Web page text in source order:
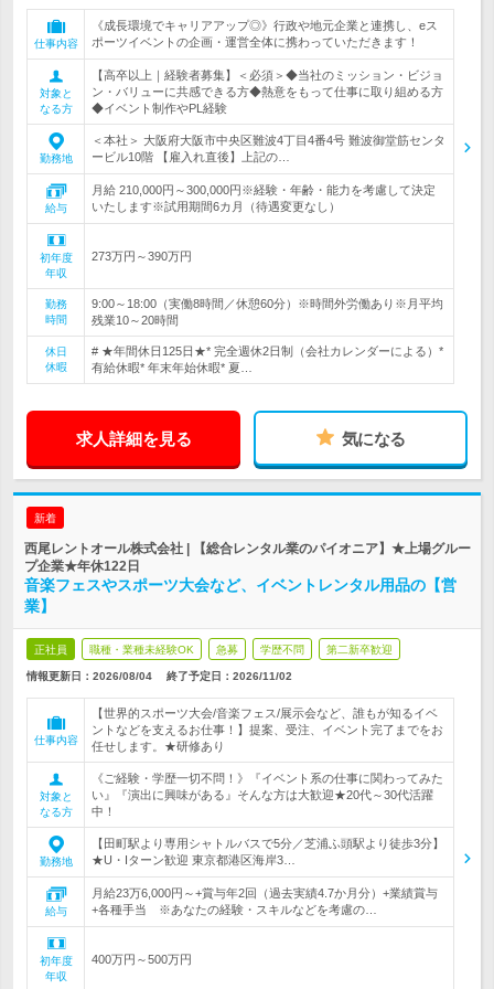
仕事内容
《成長環境でキャリアアップ◎》行政や地元企業と連携し、eス
ポーツイベントの企画・運営全体に携わっていただきます！
対象と
なる方
【高卒以上｜経験者募集】＜必須＞◆当社のミッション・ビジョ
ン・バリューに共感できる方◆熱意をもって仕事に取り組める方
◆イベント制作やPL経験
勤務地
＜本社＞ 大阪府大阪市中央区難波4丁目4番4号 難波御堂筋センタ
ービル10階 【雇入れ直後】上記の…
給与
月給 210,000円～300,000円※経験・年齢・能力を考慮して決定
いたします※試用期間6カ月（待遇変更なし）
初年度
年収
273万円～390万円
勤務
時間
9:00～18:00（実働8時間／休憩60分）※時間外労働あり※月平均
残業10～20時間
休日
休暇
# ★年間休日125日★* 完全週休2日制（会社カレンダーによる）*
有給休暇* 年末年始休暇* 夏…
求人詳細を見る 気になる
新着
西尾レントオール株式会社 | 【総合レンタル業のパイオニア】★上場グルー
プ企業★年休122日
音楽フェスやスポーツ大会など、イベントレンタル用品の【営
業】
正社員 職種・業種未経験OK 急募 学歴不問 第二新卒歓迎
情報更新日：2026/08/04 終了予定日： 2026/11/02
仕事内容
【世界的スポーツ大会/音楽フェス/展示会など、誰もが知るイベ
ントなどを支えるお仕事！】提案、受注、イベント完了までをお
任せします。★研修あり
対象と
なる方
《ご経験・学歴一切不問！》『イベント系の仕事に関わってみた
い』『演出に興味がある』そんな方は大歓迎★20代～30代活躍
中！
勤務地
【田町駅より専用シャトルバスで5分／芝浦ふ頭駅より徒歩3分】
★U・Iターン歓迎 東京都港区海岸3…
給与
月給23万6,000円～+賞与年2回（過去実績4.7か月分）+業績賞与
+各種手当 ※あなたの経験・スキルなどを考慮の…
初年度
年収
400万円～500万円